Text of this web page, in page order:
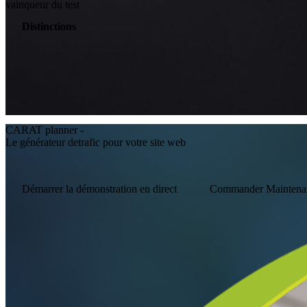
vainqueur du test
Distinctions
CARAT planner ‑
Le générateur detrafic pour votre site web
Démarrer la démonstration en direct Commander